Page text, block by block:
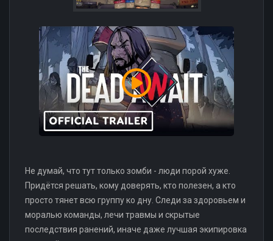
Не думай, что тут только зомби - люди порой хуже.
Придётся решать, кому доверять, кто полезен, а кто
просто тянет всю группу ко дну. Следи за здоровьем и
моралью команды, лечи травмы и скрытые
последствия ранений, иначе даже лучшая экипировка